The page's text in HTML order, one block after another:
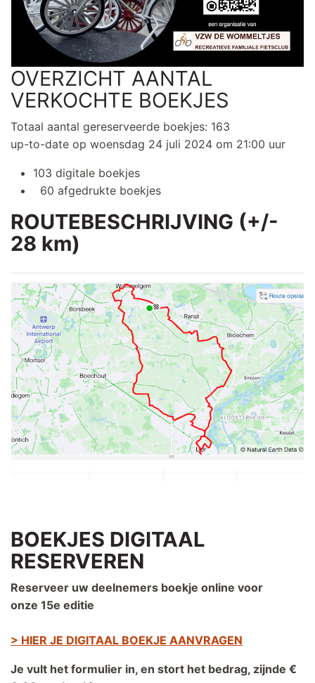
OVERZICHT AANTAL
VERKOCHTE BOEKJES
Totaal aantal gereserveerde boekjes: 163
up-to-date op woensdag 24 juli 2024 om 21:00 uur
103 digitale boekjes
60 afgedrukte boekjes
ROUTEBESCHRIJVING (+/-
28 km)
BOEKJES DIGITAAL
RESERVEREN
Reserveer uw deelnemers boekje online voor
onze 15e editie
> HIER JE DIGITAAL BOEKJE AANVRAGEN
Je vult het formulier in, en stort het bedrag, zijnde €